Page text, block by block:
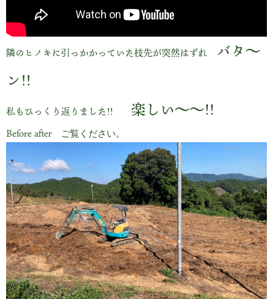
隣のヒノキに引っかかっていた枝先が突然はずれ バタ～
ン!!
私もひっくり返りました!! 楽しい～～!!
Before after